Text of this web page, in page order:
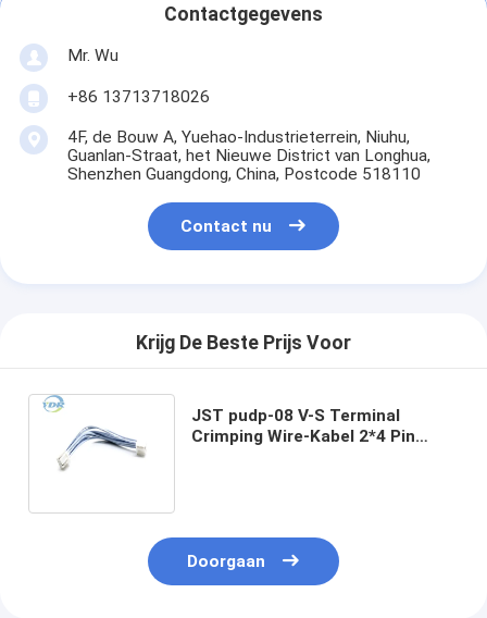
Contactgegevens
Mr. Wu
+86 13713718026
4F, de Bouw A, Yuehao-Industrieterrein, Niuhu,
Guanlan-Straat, het Nieuwe District van Longhua,
Shenzhen Guangdong, China, Postcode 518110
Contact nu
Krijg De Beste Prijs Voor
JST pudp-08 V-S Terminal
Crimping Wire-Kabel 2*4 Pin
Doorgaan